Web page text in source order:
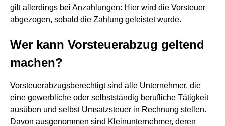
gilt allerdings bei Anzahlungen: Hier wird die Vorsteuer
abgezogen, sobald die Zahlung geleistet wurde.
Wer kann Vorsteuerabzug geltend
machen?
Vorsteuerabzugsberechtigt sind alle Unternehmer, die
eine gewerbliche oder selbstständig berufliche Tätigkeit
ausüben und selbst Umsatzsteuer in Rechnung stellen.
Davon ausgenommen sind Kleinunternehmer, deren